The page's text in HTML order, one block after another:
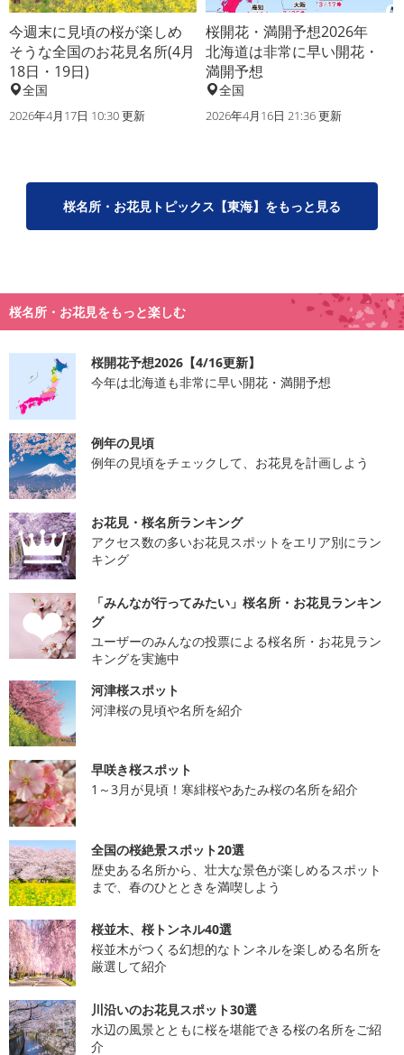
今週末に見頃の桜が楽しめ
そうな全国のお花見名所(4月
18日・19日)
全国
2026年4月17日 10:30 更新
桜開花・満開予想2026年
北海道は非常に早い開花・
満開予想
全国
2026年4月16日 21:36 更新
桜名所・お花見トピックス【東海】をもっと見る
桜名所・お花見をもっと楽しむ
桜開花予想2026【4/16更新】
今年は北海道も非常に早い開花・満開予想
例年の見頃
例年の見頃をチェックして、お花見を計画しよう
お花見・桜名所ランキング
アクセス数の多いお花見スポットをエリア別にラン
キング
「みんなが行ってみたい」桜名所・お花見ランキン
グ
ユーザーのみんなの投票による桜名所・お花見ラン
キングを実施中
河津桜スポット
河津桜の見頃や名所を紹介
早咲き桜スポット
1～3月が見頃！寒緋桜やあたみ桜の名所を紹介
全国の桜絶景スポット20選
歴史ある名所から、壮大な景色が楽しめるスポット
まで、春のひとときを満喫しよう
桜並木、桜トンネル40選
桜並木がつくる幻想的なトンネルを楽しめる名所を
厳選して紹介
川沿いのお花見スポット30選
水辺の風景とともに桜を堪能できる桜の名所をご紹
介